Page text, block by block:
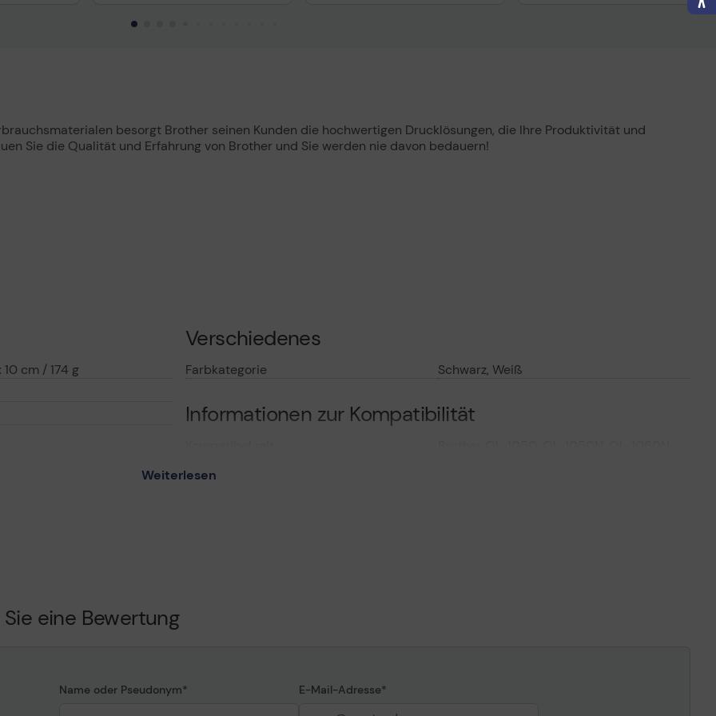
besorgt Brother seinen Kunden die hochwertigen Drucklösungen, die Ihre Produktivität und
Sie die Qualität und Erfahrung von Brother und Sie werden nie davon bedauern!
cm / 174 g
Verschiedenes
Farbkategorie Schwarz, Weiß
Informationen zur Kompatibilität
Weiterlesen
eine Bewertung
Name oder Pseudonym E-Mail-Adresse